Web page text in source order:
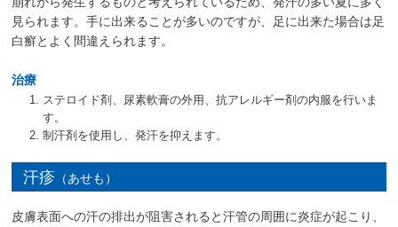
見られます。手に出来ることが多いのですが、足に出来た場合は足
白癬とよく間違えられます。
治療
ステロイド剤、尿素軟膏の外用、抗アレルギー剤の内服を行いま
す。
制汗剤を使用し、発汗を抑えます。
汗疹 （あせも）
皮膚表面への汗の排出が阻害されると汗管の周囲に炎症が起こり、